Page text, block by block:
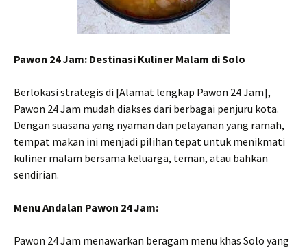
Pawon 24 Jam: Destinasi Kuliner Malam di Solo
Berlokasi strategis di [Alamat lengkap Pawon 24 Jam],
Pawon 24 Jam mudah diakses dari berbagai penjuru kota.
Dengan suasana yang nyaman dan pelayanan yang ramah,
tempat makan ini menjadi pilihan tepat untuk menikmati
kuliner malam bersama keluarga, teman, atau bahkan
sendirian.
Menu Andalan Pawon 24 Jam:
Pawon 24 Jam menawarkan beragam menu khas Solo yang